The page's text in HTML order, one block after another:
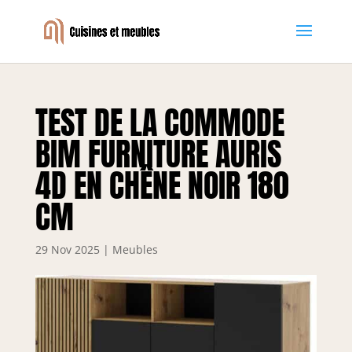
TEST DE LA COMMODE
BIM FURNITURE AURIS
4D EN CHÊNE NOIR 180
CM
29 Nov 2025 | Meubles